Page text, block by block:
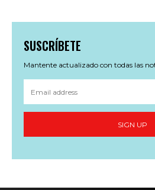
SUSCRÍBETE
Mantente actualizado con todas las
SIGN UP